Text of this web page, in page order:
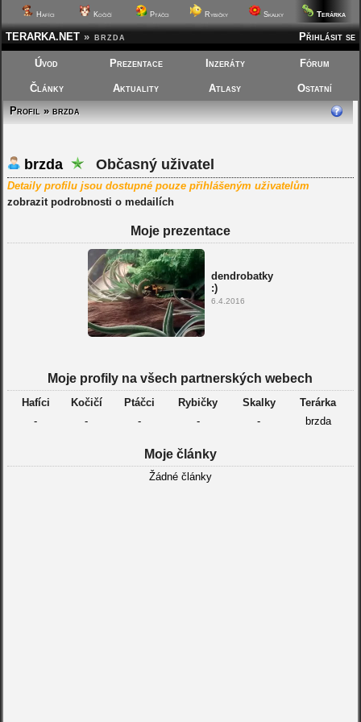
Hafíci Kočičí Ptáčci Rybičky Skalky Terárka
Přihlásit se
TERARKA.NET » brzda
Úvod Prezentace Inzeráty Fórum
Články Aktuality Atlasy
Ostatní
Profil » brzda
brzda Občasný uživatel
Detaily profilu jsou dostupné pouze přihlášeným uživatelům
zobrazit podrobnosti o medailích
Moje prezentace
dendrobatky
:)
6.4.2016
Moje profily na všech partnerských webech
Hafíci Kočičí Ptáčci Rybičky Skalky
Terárka
-
- - - - brzda
Moje články
Žádné články